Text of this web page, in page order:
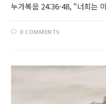
누가복음 24:36-48, “너희는
0 COMMENTS